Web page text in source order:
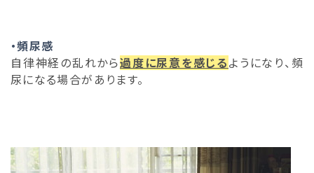
・頻尿感
自律神経の乱れから過度に尿意を感じるようになり、頻
尿になる場合があります。